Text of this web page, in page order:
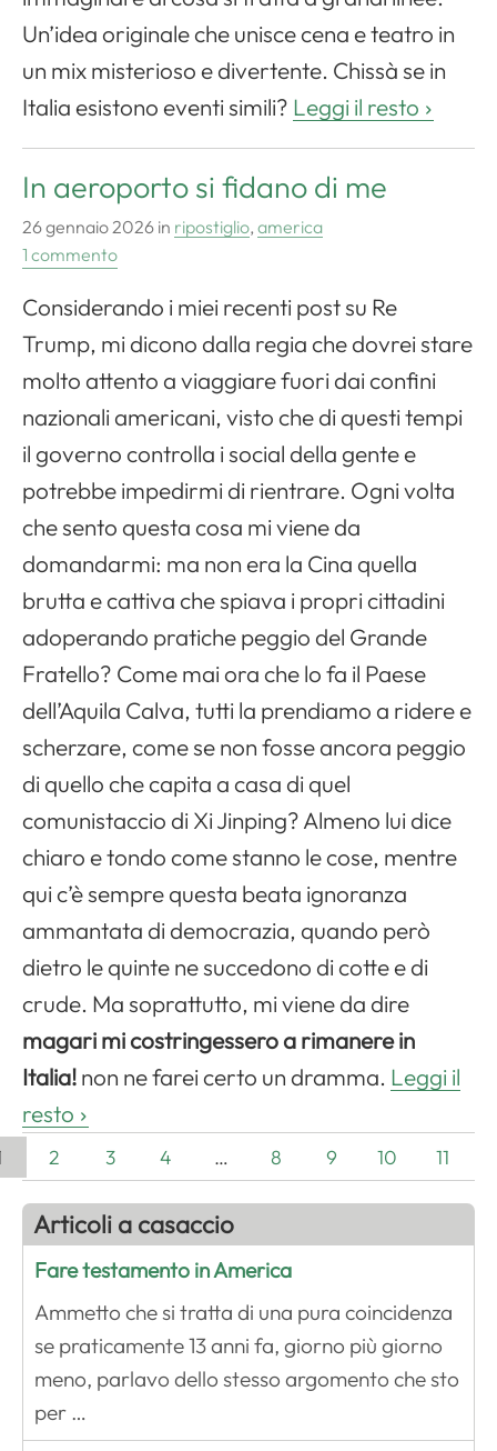
Un’idea originale che unisce cena e teatro in
un mix misterioso e divertente. Chissà se in
Italia esistono eventi simili? Leggi il resto
In aeroporto si fidano di me
26 gennaio 2026 in ripostiglio, america
1 commento
Considerando i miei recenti post su Re
Trump, mi dicono dalla regia che dovrei stare
molto attento a viaggiare fuori dai confini
nazionali americani, visto che di questi tempi
il governo controlla i social della gente e
potrebbe impedirmi di rientrare. Ogni volta
che sento questa cosa mi viene da
domandarmi: ma non era la Cina quella
brutta e cattiva che spiava i propri cittadini
adoperando pratiche peggio del Grande
Fratello? Come mai ora che lo fa il Paese
dell’Aquila Calva, tutti la prendiamo a ridere e
scherzare, come se non fosse ancora peggio
di quello che capita a casa di quel
comunistaccio di Xi Jinping? Almeno lui dice
chiaro e tondo come stanno le cose, mentre
qui c’è sempre questa beata ignoranza
ammantata di democrazia, quando però
dietro le quinte ne succedono di cotte e di
crude. Ma soprattutto, mi viene da dire
magari mi costringessero a rimanere in
Italia!non ne farei certo un dramma. Leggi il
resto
2 3 4 … 8 9 10 11
Articoli a casaccio
Fare testamento in America
Ammetto che si tratta di una pura coincidenza
se praticamente 13 anni fa, giorno più giorno
meno, parlavo dello stesso argomento che sto
per …